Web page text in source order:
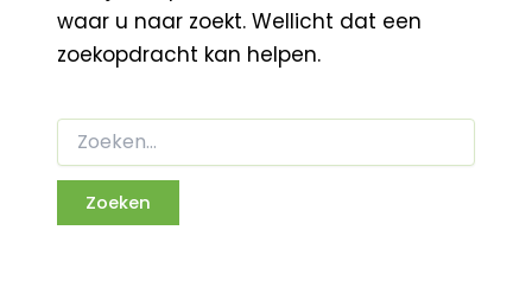
waar u naar zoekt. Wellicht dat een
zoekopdracht kan helpen.